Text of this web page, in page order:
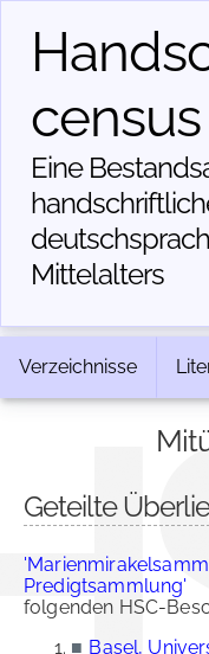
census
Eine
Mittelalters
Verzeichnisse
Geteilte
Predigtsammlung'
folgenden HSC-
■ Basel,